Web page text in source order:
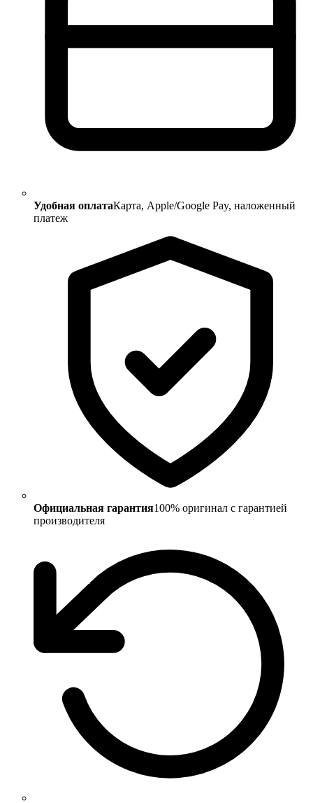
Удобная оплатаКарта, Apple/Google Pay, наложенный
платеж
Официальная гарантия100% оригинал с гарантией
производителя